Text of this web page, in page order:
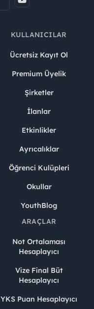
KULLANICILAR
Ücretsiz Kayıt Ol
Premium Üyelik
Şirketler
İlanlar
Etkinlikler
Ayrıcalıklar
Öğrenci Kulüpleri
Okullar
YouthBlog
ARAÇLAR
Not Ortalaması
Hesaplayıcı
Vize Final Büt
Hesaplayıcı
YKS Puan Hesaplayıcı